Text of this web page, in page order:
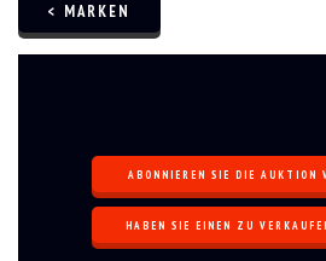
< MARKEN
ABONNIEREN SIE DIE AUKTION
HABEN SIE EINEN ZU